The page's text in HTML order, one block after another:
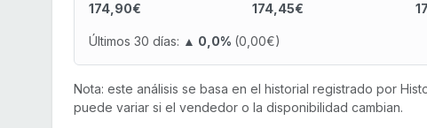
174,90€
174,45€
Últimos 30 días: ▲ 0,0% (0,00€)
Nota: este análisis se basa en el historial registrado por
puede variar si el vendedor o la disponibilidad cambian.